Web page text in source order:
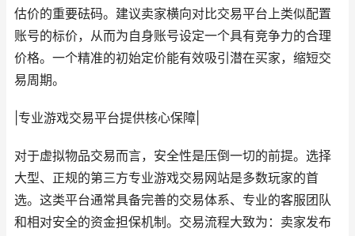
估价的重要砝码。建议卖家横向对比交易平台上类似配置
账号的标价，从而为自身账号设定一个具有竞争力的合理
价格。一个精准的初始定价能有效吸引潜在买家，缩短交
易周期。
|专业游戏交易平台提供核心保障|
对于虚拟物品交易而言，安全性是压倒一切的前提。选择
大型、正规的第三方专业游戏交易网站是多数玩家的首
选。这类平台通常具备完善的交易体系、专业的客服团队
和相对安全的资金担保机制。交易流程大致为：卖家发布